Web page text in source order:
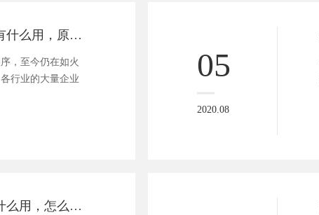
超市小程序对超市有什么用，原来这么多！
，至今仍在如火
行业的大量企业
05
2020.08
分销小程序系统有什么用，怎么开发？